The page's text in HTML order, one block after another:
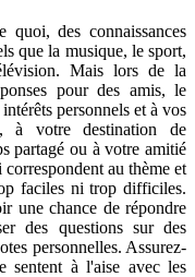
des connaissances
que la musique, le sport,
Mais lors de la
pour des amis, le
personnels et à vos
à votre destination de
partagé ou à votre amitié
au thème et
faciles ni trop difficiles.
une chance de répondre
des questions sur des
personnelles. Assurez-
sentent à l'aise avec les